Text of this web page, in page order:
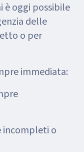
è oggi possibile
delle
o per
immediata:
incompleti o